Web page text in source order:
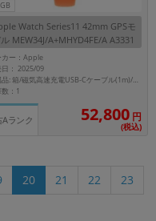
Watch Series11 42mm GPSモ
MEW34J/A+MHYD4FE/A A3331
ルバーアルミニウムケース/クレ
タインスポーツバンド(S/M)】
カー：Apple
日： 2025/09
付属品: 箱/磁気高速充電USB-Cケーブル(1m)/ブラックスポーツバンド(S/M)
：1
Aランク 52,800 円
(税込)
20 21 22
23